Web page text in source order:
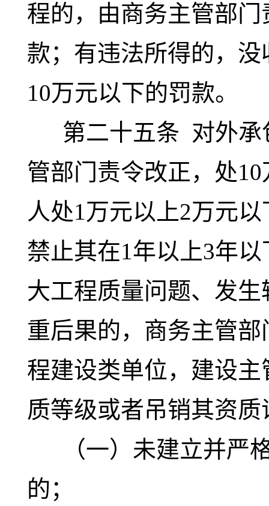
程的，由商务主管部
款；有违法所得的，
10万元以下的罚款。
第二十五条 对外承
管部门责令改正，处
人处1万元以上2万元
禁止其在1年以上3年
大工程质量问题、发
重后果的，商务主管
程建设类单位，建设
质等级或者吊销其资质
（一）未建立并严格
的；